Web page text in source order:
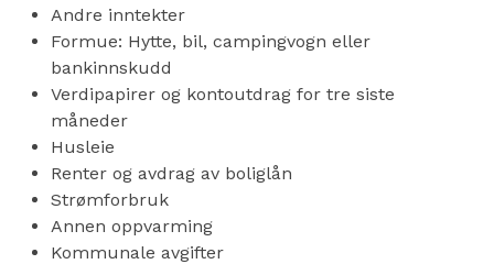
Andre inntekter
Formue: Hytte, bil, campingvogn eller
bankinnskudd
Verdipapirer og kontoutdrag for tre siste
måneder
Husleie
Renter og avdrag av boliglån
Strømforbruk
Annen oppvarming
Kommunale avgifter